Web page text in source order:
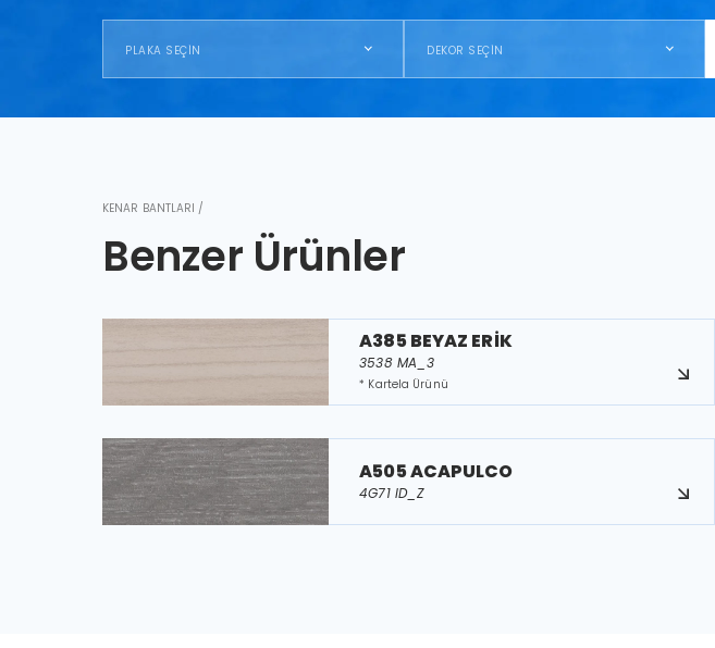
PLAKA SEÇİN DEKOR SEÇİN
KENAR BANTLARI /
Benzer Ürünler
A385 BEYAZ ERİK
3538 MA_3
* Kartela Ürünü
A505 ACAPULCO
4G71 ID_Z